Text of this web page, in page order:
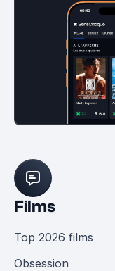
Films
Top 2026 films
Obsession